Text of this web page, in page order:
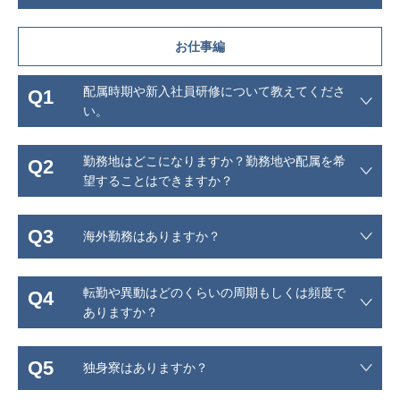
お仕事編
Q1
配属時期や新入社員研修について教えてくださ
い。
Q2
勤務地はどこになりますか？勤務地や配属を希
望することはできますか？
Q3 海外勤務はありますか？
Q4
転勤や異動はどのくらいの周期もしくは頻度で
ありますか？
Q5 独身寮はありますか？